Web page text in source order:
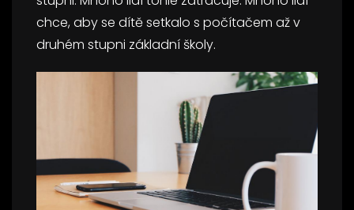
chce, aby se dítě setkalo s počítačem až v
druhém stupni základní školy.